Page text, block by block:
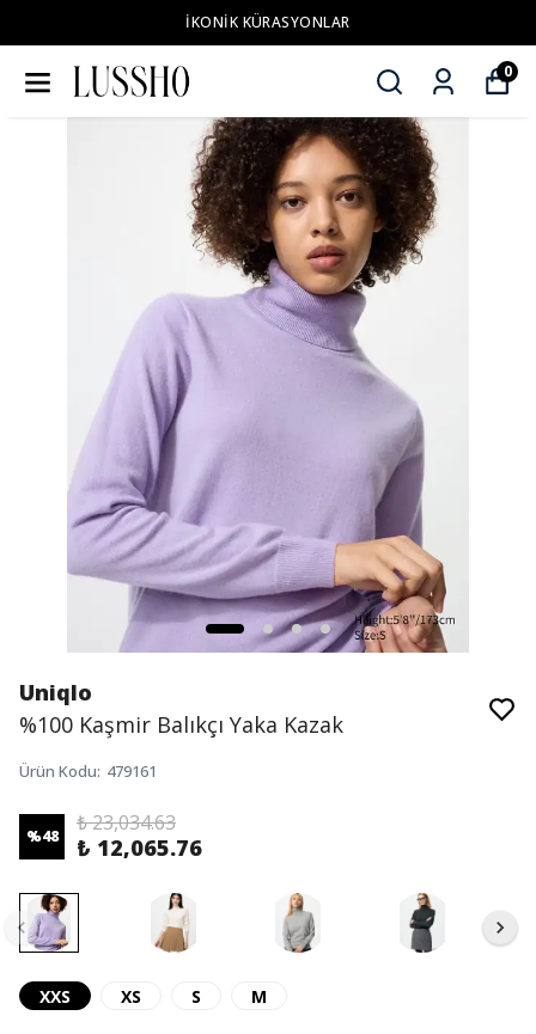
İKONİK KÜRASYONLAR
0
Uniqlo
%100 Kaşmir Balıkçı Yaka Kazak
Ürün Kodu: 479161
%48
₺ 23,034.63
₺ 12,065.76
XXS XS S M